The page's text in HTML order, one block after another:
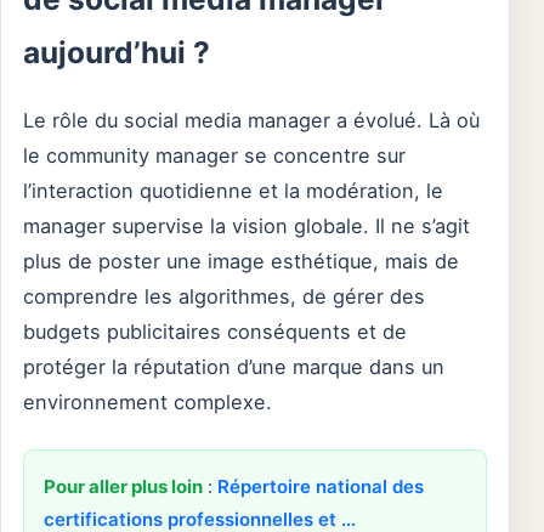
aujourd’hui ?
Le rôle du social media manager a évolué. Là où
le community manager se concentre sur
l’interaction quotidienne et la modération, le
manager supervise la vision globale. Il ne s’agit
plus de poster une image esthétique, mais de
comprendre les algorithmes, de gérer des
budgets publicitaires conséquents et de
protéger la réputation d’une marque dans un
environnement complexe.
Pour aller plus loin : Répertoire national des
certifications professionnelles et …